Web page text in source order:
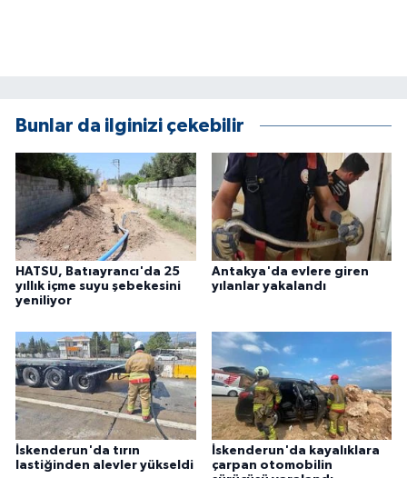
Bunlar da ilginizi çekebilir
HATSU, Batıayrancı'da 25
yıllık içme suyu şebekesini
yeniliyor
Antakya'da evlere giren
yılanlar yakalandı
İskenderun'da tırın
lastiğinden alevler yükseldi
İskenderun'da kayalıklara
çarpan otomobilin
MAGAZİN
Otomobil
POLİTİKA
Sağlık
SİYASET
SPOR HABERLERİ
TEKNOLOJİ
Turizm